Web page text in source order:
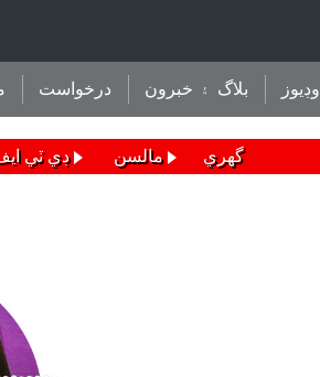
درخواست بلاگ ۽ خبرون وڊيوز
گهري مالسن ڊي ٽي